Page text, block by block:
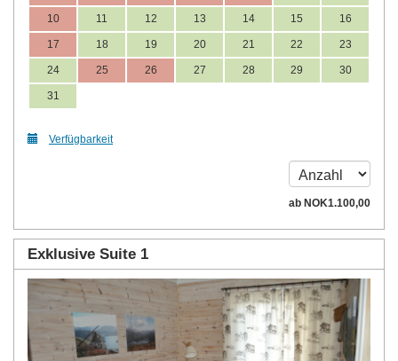
10 11 12 13 14 15 16
17 18 19 20 21 22 23
24 25 26 27 28 29 30
31
Verfügbarkeit
ab NOK1.100,00
Exklusive Suite 1
Previous Next